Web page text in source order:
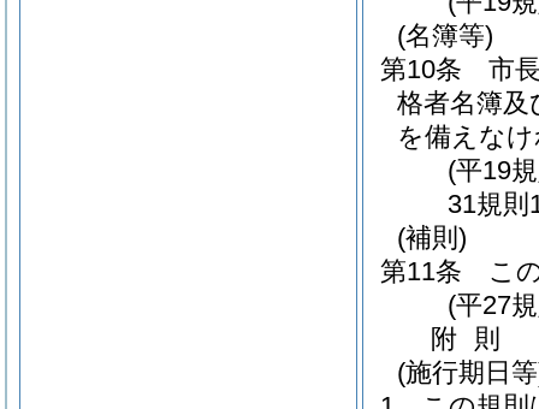
(名簿等)
第10条
市
格者名簿及
を備えな
(平19
31規則
(補則)
第11条
こ
(平27
附 則
(施行期日